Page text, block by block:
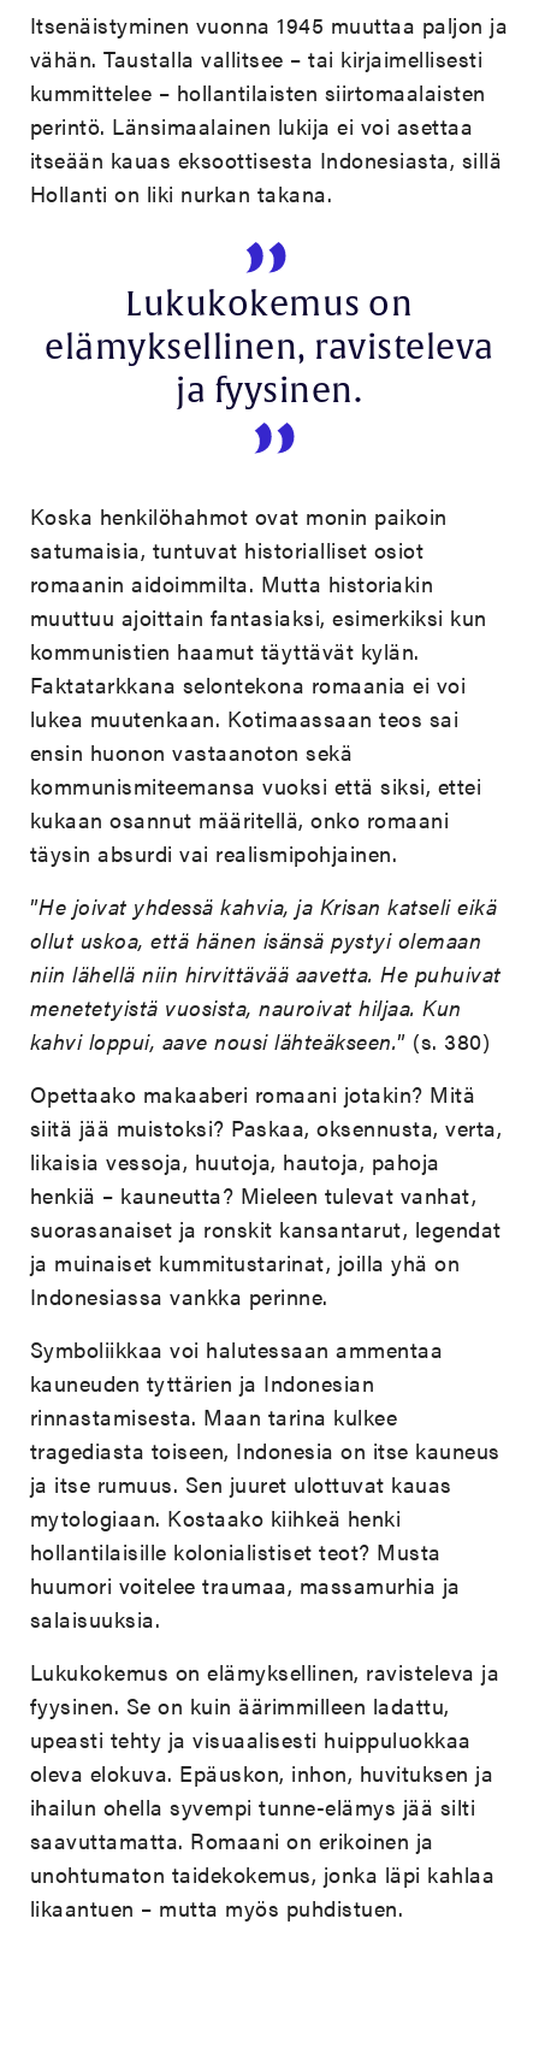
Itsenäistyminen vuonna 1945 muuttaa paljon ja
vähän. Taustalla vallitsee – tai kirjaimellisesti
kummittelee – hollantilaisten siirtomaalaisten
perintö. Länsimaalainen lukija ei voi asettaa
itseään kauas eksoottisesta Indonesiasta, sillä
Hollanti on liki nurkan takana.
Lukukokemus on
elämyksellinen, ravisteleva
ja fyysinen.
Koska henkilöhahmot ovat monin paikoin
satumaisia, tuntuvat historialliset osiot
romaanin aidoimmilta. Mutta historiakin
muuttuu ajoittain fantasiaksi, esimerkiksi kun
kommunistien haamut täyttävät kylän.
Faktatarkkana selontekona romaania ei voi
lukea muutenkaan. Kotimaassaan teos sai
ensin huonon vastaanoton sekä
kommunismiteemansa vuoksi että siksi, ettei
kukaan osannut määritellä, onko romaani
täysin absurdi vai realismipohjainen.
”He joivat yhdessä kahvia, ja Krisan katseli eikä
ollut uskoa, että hänen isänsä pystyi olemaan
niin lähellä niin hirvittävää aavetta. He puhuivat
menetetyistä vuosista, nauroivat hiljaa. Kun
kahvi loppui, aave nousi lähteäkseen.” (s. 380)
Opettaako makaaberi romaani jotakin? Mitä
siitä jää muistoksi? Paskaa, oksennusta, verta,
likaisia vessoja, huutoja, hautoja, pahoja
henkiä – kauneutta? Mieleen tulevat vanhat,
suorasanaiset ja ronskit kansantarut, legendat
ja muinaiset kummitustarinat, joilla yhä on
Indonesiassa vankka perinne.
Symboliikkaa voi halutessaan ammentaa
kauneuden tyttärien ja Indonesian
rinnastamisesta. Maan tarina kulkee
tragediasta toiseen, Indonesia on itse kauneus
ja itse rumuus. Sen juuret ulottuvat kauas
mytologiaan. Kostaako kiihkeä henki
hollantilaisille kolonialistiset teot? Musta
huumori voitelee traumaa, massamurhia ja
salaisuuksia.
Lukukokemus on elämyksellinen, ravisteleva ja
fyysinen. Se on kuin äärimmilleen ladattu,
upeasti tehty ja visuaalisesti huippuluokkaa
oleva elokuva. Epäuskon, inhon, huvituksen ja
ihailun ohella syvempi tunne-elämys jää silti
saavuttamatta. Romaani on erikoinen ja
unohtumaton taidekokemus, jonka läpi kahlaa
likaantuen – mutta myös puhdistuen.